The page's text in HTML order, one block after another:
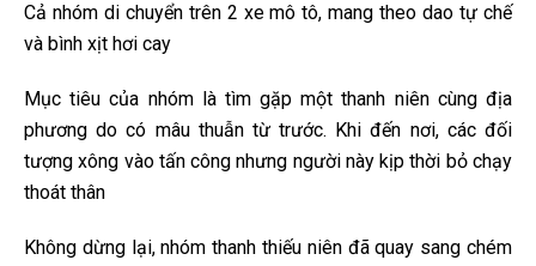
Cả nhóm di chuyển trên 2 xe mô tô, mang theo dao tự chế
và bình xịt hơi cay
Mục tiêu của nhóm là tìm gặp một thanh niên cùng địa
phương do có mâu thuẫn từ trước. Khi đến nơi, các đối
tượng xông vào tấn công nhưng người này kịp thời bỏ chạy
thoát thân
Không dừng lại, nhóm thanh thiếu niên đã quay sang chém